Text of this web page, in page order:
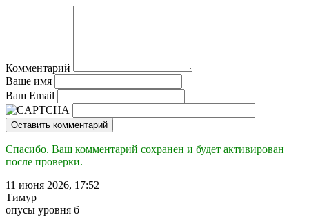
Комментарий
Ваше имя
Ваш Email
Оставить комментарий
Спасибо. Ваш комментарий сохранен и будет активирован
после проверки.
11 июня 2026, 17:52
Тимур
опусы уровня б